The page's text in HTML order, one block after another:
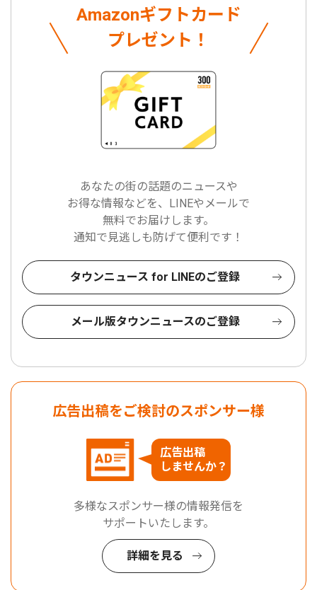
Amazonギフトカード
プレゼント！
あなたの街の話題のニュースや
お得な情報などを、LINEやメールで
無料でお届けします。
通知で見逃しも防げて便利です！
タウンニュース for LINEのご登録
メール版タウンニュースのご登録
広告出稿をご検討のスポンサー様
広告出稿
しませんか？
多様なスポンサー様の情報発信を
サポートいたします。
詳細を見る